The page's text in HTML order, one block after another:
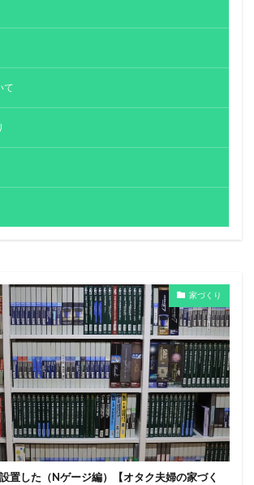
て
家づくり
置した（Nゲージ編）【オタク夫婦の家づく